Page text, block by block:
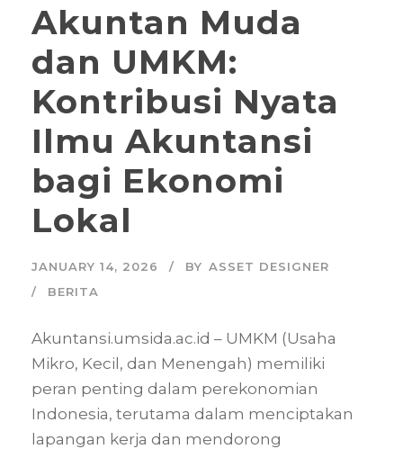
Akuntan Muda
dan UMKM:
Kontribusi Nyata
Ilmu Akuntansi
bagi Ekonomi
Lokal
JANUARY 14, 2026 BY ASSET DESIGNER
BERITA
Akuntansi.umsida.ac.id – UMKM (Usaha
Mikro, Kecil, dan Menengah) memiliki
peran penting dalam perekonomian
Indonesia, terutama dalam menciptakan
lapangan kerja dan mendorong